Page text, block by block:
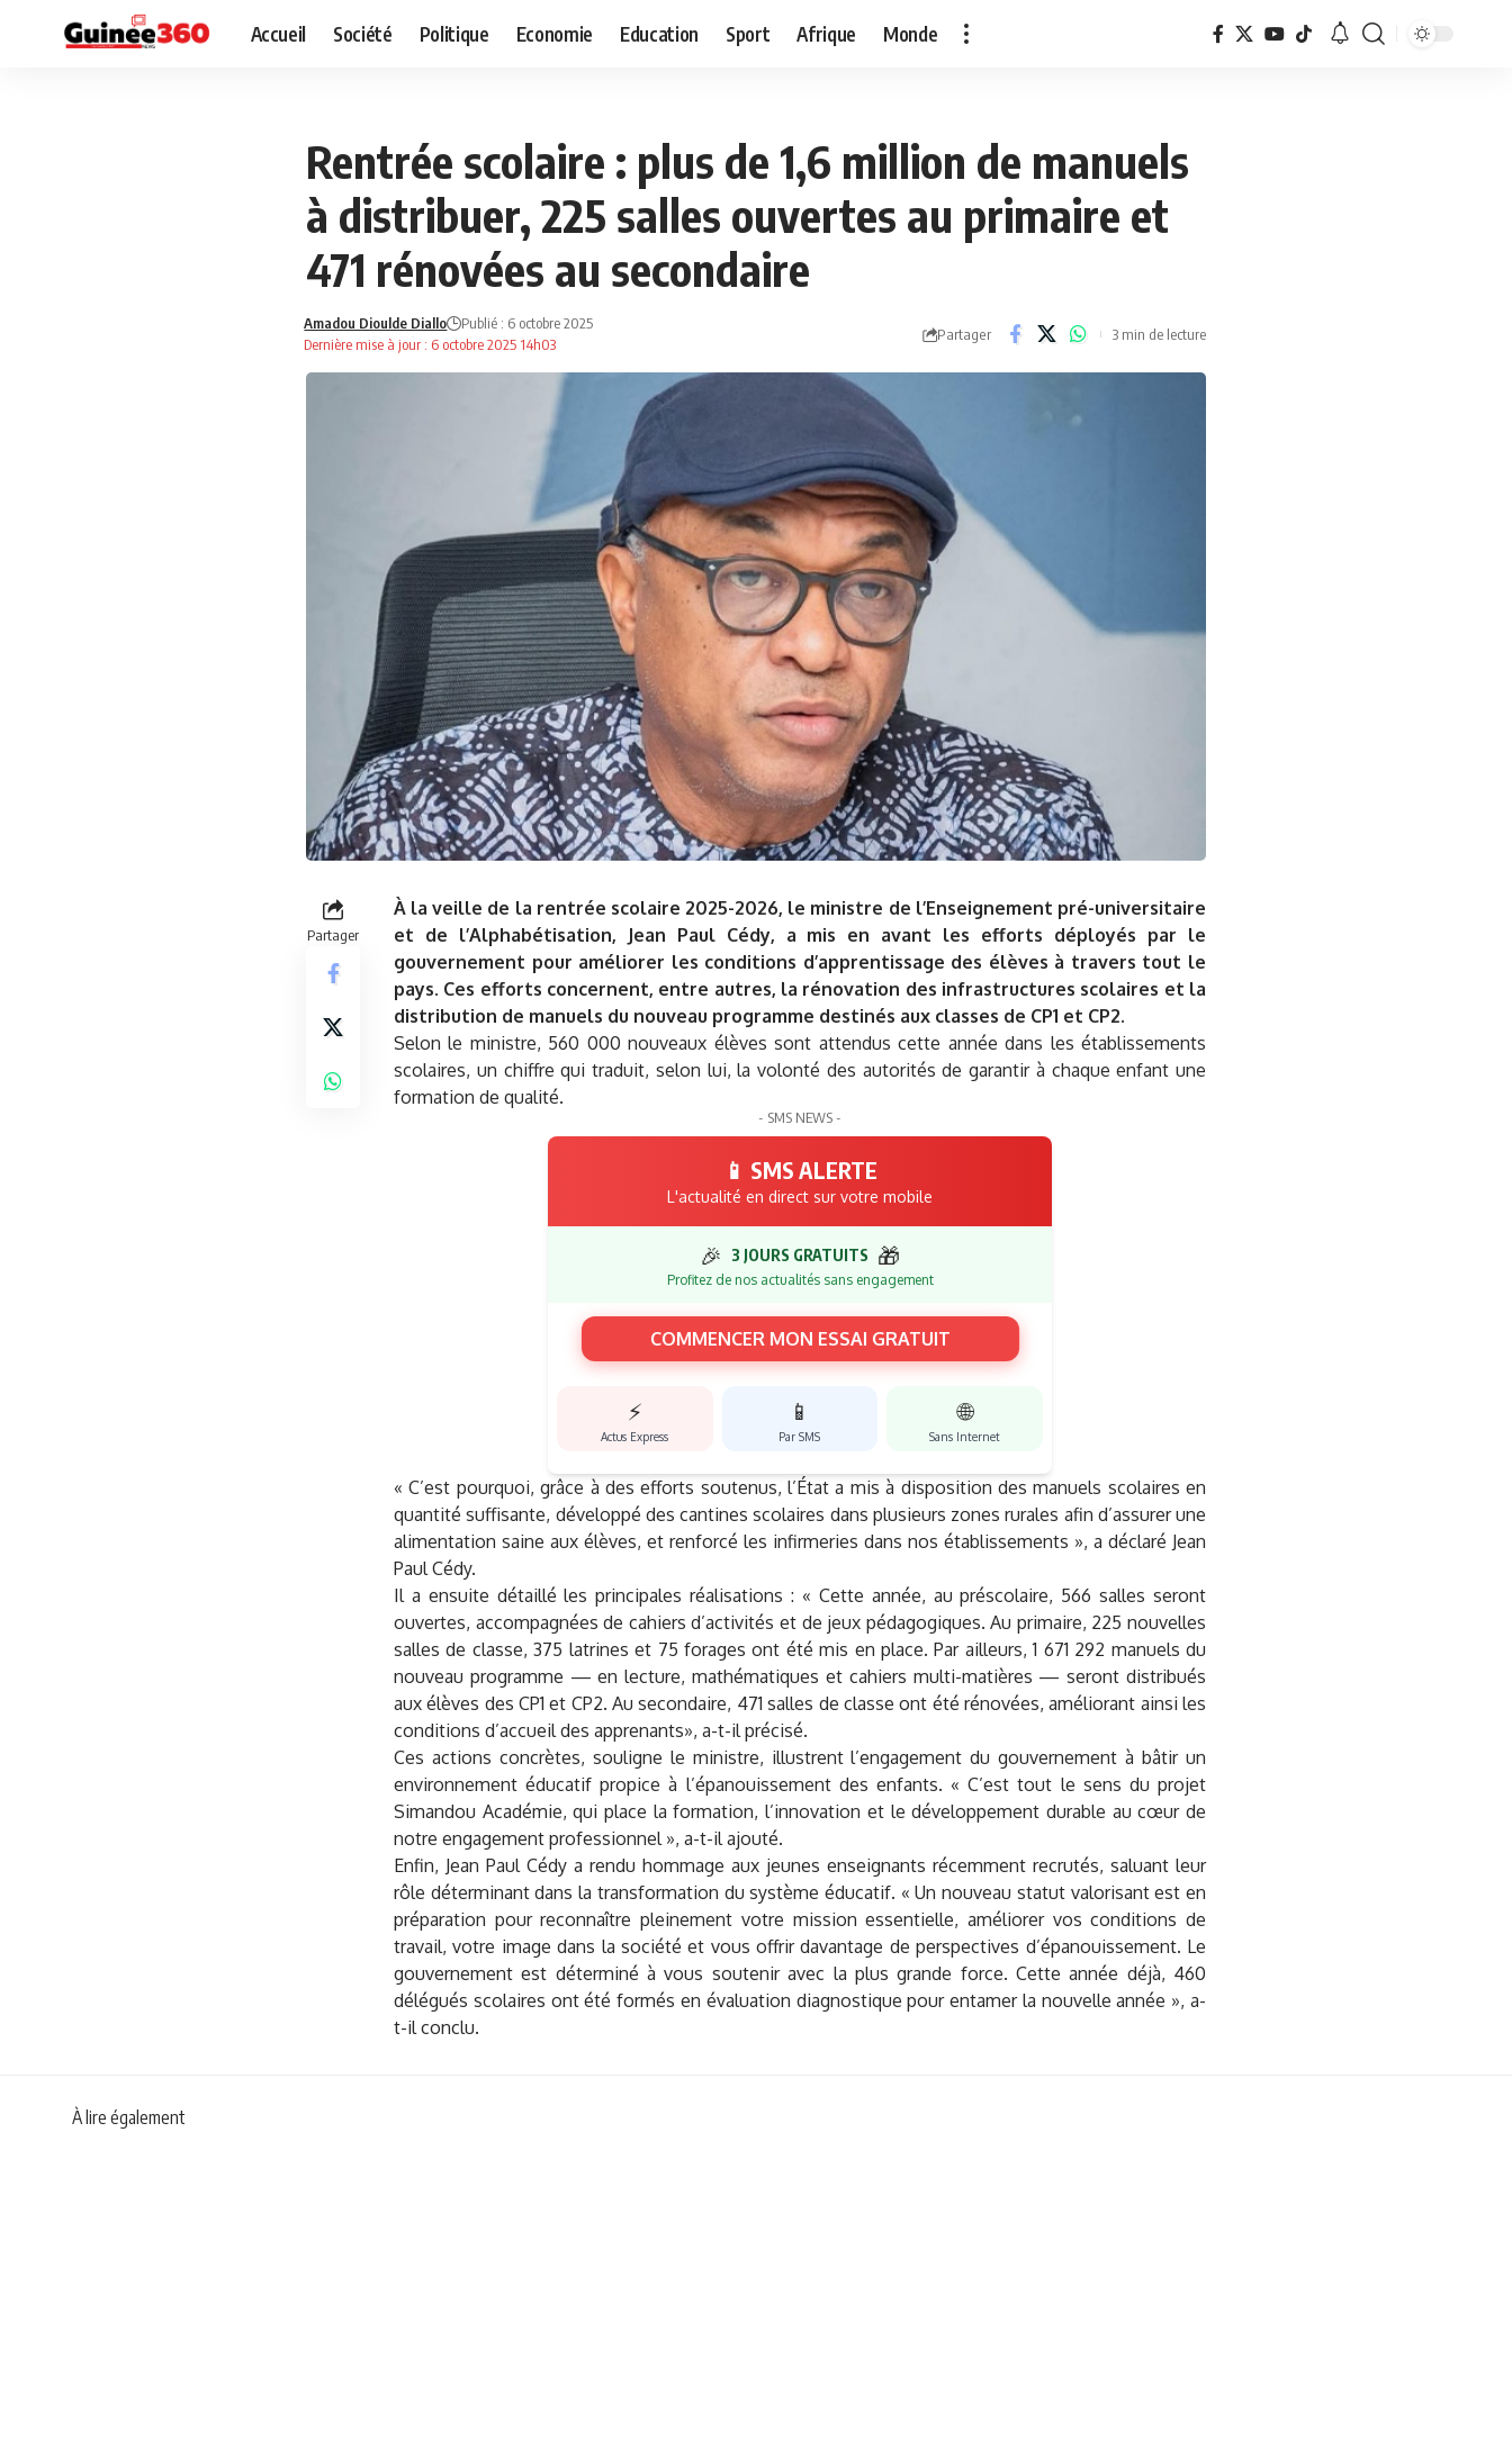
Accueil Société Politique Economie Education Sport Afrique Monde
Rentrée scolaire : plus de 1,6 million de manuels
à distribuer, 225 salles ouvertes au primaire et
471 rénovées au secondaire
Dernière mise à jour : 6 octobre 2025 14h03
Amadou Dioulde Diallo Publié : 6 octobre 2025
Partager 3 min de lecture
Partager
À la veille de la rentrée scolaire 2025-2026, le ministre de l’Enseignement pré-universitaire
et de l’Alphabétisation, Jean Paul Cédy, a mis en avant les efforts déployés par le
gouvernement pour améliorer les conditions d’apprentissage des élèves à travers tout le
pays. Ces efforts concernent, entre autres, la rénovation des infrastructures scolaires et la
distribution de manuels du nouveau programme destinés aux classes de CP1 et CP2.
Selon le ministre, 560 000 nouveaux élèves sont attendus cette année dans les établissements
scolaires, un chiffre qui traduit, selon lui, la volonté des autorités de garantir à chaque enfant une
formation de qualité.
- SMS NEWS -
📱 SMS ALERTE
L'actualité en direct sur votre mobile
🎉 3 JOURS GRATUITS 🎁
Profitez de nos actualités sans engagement
COMMENCER MON ESSAI GRATUIT
⚡
Actus Express
📱
Par SMS
🌐
Sans Internet
« C’est pourquoi, grâce à des efforts soutenus, l’État a mis à disposition des manuels scolaires en
quantité suffisante, développé des cantines scolaires dans plusieurs zones rurales afin d’assurer une
alimentation saine aux élèves, et renforcé les infirmeries dans nos établissements », a déclaré Jean
Paul Cédy.
Il a ensuite détaillé les principales réalisations : « Cette année, au préscolaire, 566 salles seront
ouvertes, accompagnées de cahiers d’activités et de jeux pédagogiques. Au primaire, 225 nouvelles
salles de classe, 375 latrines et 75 forages ont été mis en place. Par ailleurs, 1 671 292 manuels du
nouveau programme — en lecture, mathématiques et cahiers multi-matières — seront distribués
aux élèves des CP1 et CP2. Au secondaire, 471 salles de classe ont été rénovées, améliorant ainsi les
conditions d’accueil des apprenants», a-t-il précisé.
Ces actions concrètes, souligne le ministre, illustrent l’engagement du gouvernement à bâtir un
environnement éducatif propice à l’épanouissement des enfants. « C’est tout le sens du projet
Simandou Académie, qui place la formation, l’innovation et le développement durable au cœur de
notre engagement professionnel », a-t-il ajouté.
Enfin, Jean Paul Cédy a rendu hommage aux jeunes enseignants récemment recrutés, saluant leur
rôle déterminant dans la transformation du système éducatif. « Un nouveau statut valorisant est en
préparation pour reconnaître pleinement votre mission essentielle, améliorer vos conditions de
travail, votre image dans la société et vous offrir davantage de perspectives d’épanouissement. Le
gouvernement est déterminé à vous soutenir avec la plus grande force. Cette année déjà, 460
délégués scolaires ont été formés en évaluation diagnostique pour entamer la nouvelle année », a-
t-il conclu.
À lire également